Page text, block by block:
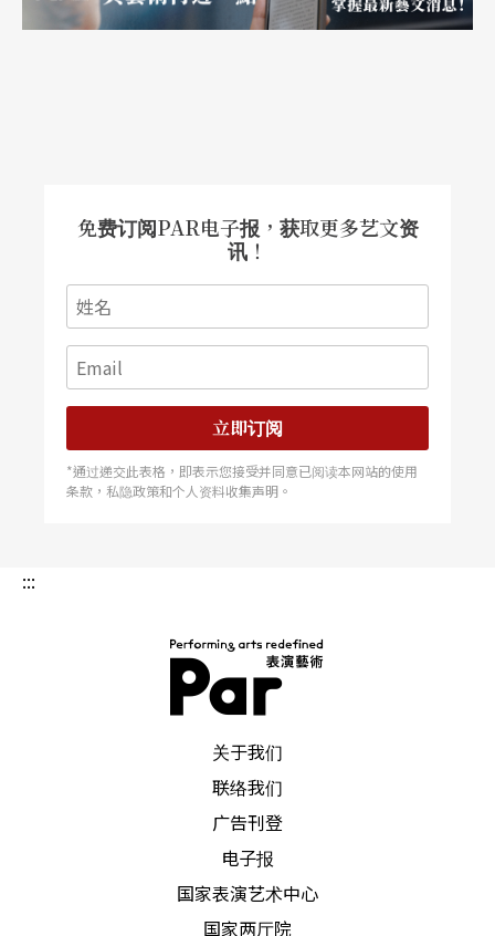
免费订阅PAR电子报，获取更多艺文资
讯！
立即订阅
*通过递交此表格，即表示您接受并同意已阅读本网站的使用
条款，私隐政策和个人资料收集声明。
:::
关于我们
联络我们
广告刊登
电子报
国家表演艺术中心
国家两厅院